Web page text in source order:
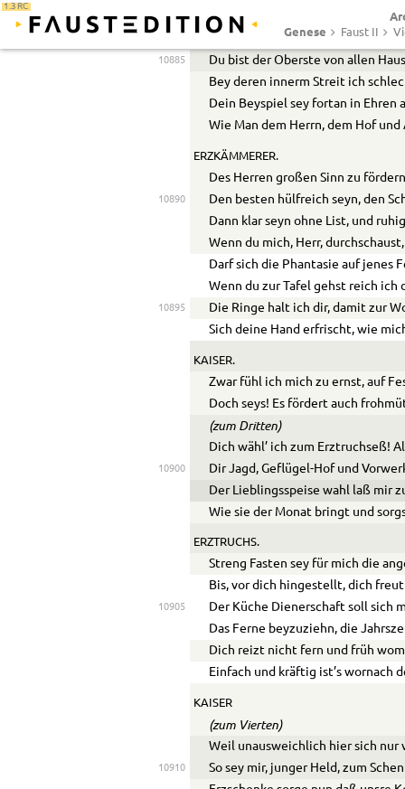
1.3 RC
Genese
Faust II
Der sich, als tapfrer Mann, auch
Du! Sey Erzkämmerer, der
10885
Du bist der Oberste von allen
Bey deren innerm Streit ich
Dein Beyspiel sey fortan in Ehren
Wie Man dem Herrn, dem Hof
ERZKÄMMERER.
Des Herren großen Sinn zu
10890
Den besten hülfreich seyn, den
Dann klar seyn ohne List, und
Wenn du mich, Herr,
Darf sich die Phantasie auf jenes
Wenn du zur Tafel gehst reich ich
10895
Die Ringe halt ich dir, damit zur
Sich deine Hand erfrischt, wie
KAISER.
Zwar fühl ich mich zu ernst, auf
Doch seys! Es fördert auch
(zum Dritten)
Dich wähl’ ich zum Erztruchseß!
10900
Dir Jagd, Geflügel-Hof und
Der Lieblingsspeise wahl laß mir
Wie sie der Monat bringt und
ERZTRUCHS.
Streng Fasten sey für mich die
Bis, vor dich hingestellt, dich
10905
Der Küche Dienerschaft soll sich
Das Ferne beyzuziehn, die
Dich reizt nicht fern und früh
Einfach und kräftig ist’s wornach
KAISER
(zum Vierten)
Weil unausweichlich hier sich nur
10910
So sey mir, junger Held, zum